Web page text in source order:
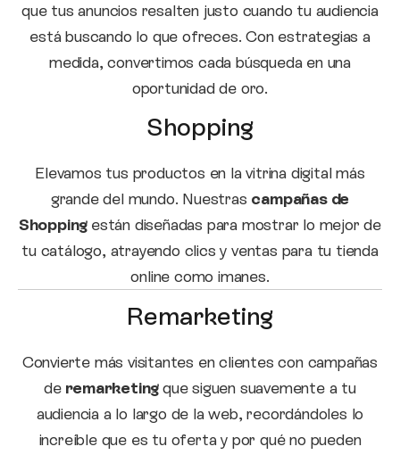
que tus anuncios resalten justo cuando tu audiencia
está buscando lo que ofreces. Con estrategias a
medida, convertimos cada búsqueda en una
oportunidad de oro.
Shopping
Elevamos tus productos en la vitrina digital más
grande del mundo. Nuestras campañas de
Shopping están diseñadas para mostrar lo mejor de
tu catálogo, atrayendo clics y ventas para tu tienda
online como imanes.
Remarketing
Convierte más visitantes en clientes con campañas
de remarketingque siguen suavemente a tu
audiencia a lo largo de la web, recordándoles lo
increíble que es tu oferta y por qué no pueden